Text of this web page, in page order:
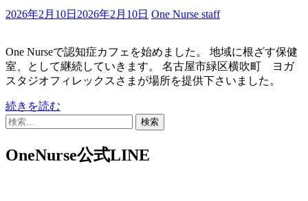
2026年2月10日 2026年2月10日 One Nurse staff
One Nurseで認知症カフェを始めました。 地域に根ざす保健
室、として継続していきます。 名古屋市緑区横吹町 ヨガ
スタジオフィレックスさまが場所を提供下さいました。
続きを読む
検
OneNurse公式LINE